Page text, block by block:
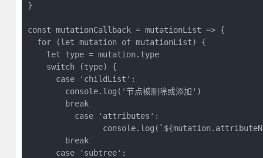
}
const mutationCallback = mutationList => {
  for (let mutation of mutationList) {
    let type = mutation.type
    switch (type) {
      case 'childList':
        console.log('节点被删除或添加')
        break
        break
      case 'subtree':